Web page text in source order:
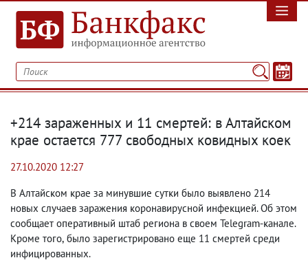
+214 зараженных и 11 смертей: в Алтайском
крае остается 777 свободных ковидных коек
27.10.2020 12:27
В Алтайском крае за минувшие сутки было выявлено 214
новых случаев заражения коронавирусной инфекцией. Об этом
сообщает оперативный штаб региона в своем Telegram-канале.
Кроме того, было зарегистрировано еще 11 смертей среди
инфицированных.